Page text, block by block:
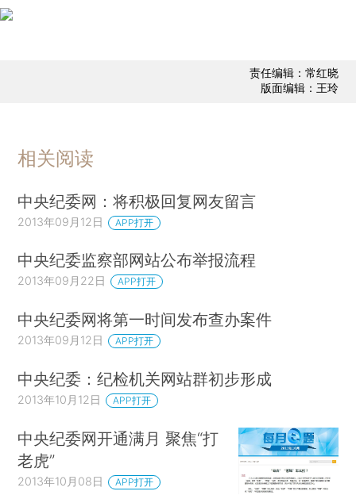
责任编辑：常红晓
版面编辑：王玲
相关阅读
中央纪委网：将积极回复网友留言
2013年09月12日 APP打开
中央纪委监察部网站公布举报流程
2013年09月22日 APP打开
中央纪委网将第一时间发布查办案件
2013年09月12日 APP打开
中央纪委：纪检机关网站群初步形成
2013年10月12日 APP打开
中央纪委网开通满月 聚焦“打
老虎”
2013年10月08日 APP打开